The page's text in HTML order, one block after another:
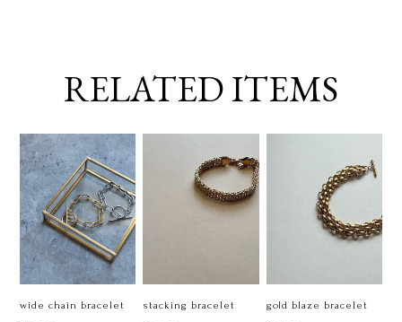
RELATED ITEMS
wide chain bracelet stacking bracelet gold blaze bracelet